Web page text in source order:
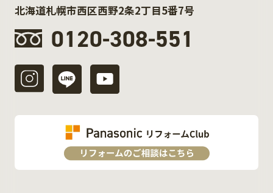
北海道札幌市西区西野2条2丁目5番7号
0120-308-551